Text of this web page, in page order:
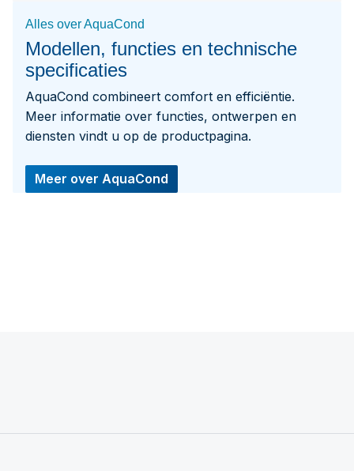
Modellen, functies en technische
specificaties
Alles over AquaCond
AquaCond combineert comfort en efficiëntie.
Meer informatie over functies, ontwerpen en
diensten vindt u op de productpagina.
Meer over AquaCond